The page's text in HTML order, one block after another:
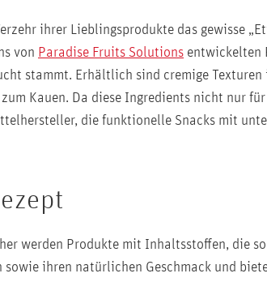
ihrer Lieblingsprodukte das gewisse
von Paradise Fruits Solutions entwickelten
stammt. Erhältlich sind cremige
zum Kauen. Da diese Ingredients nicht nur
die funktionelle Snacks mit
werden Produkte mit Inhaltsstoffen, die
ihren natürlichen Geschmack und